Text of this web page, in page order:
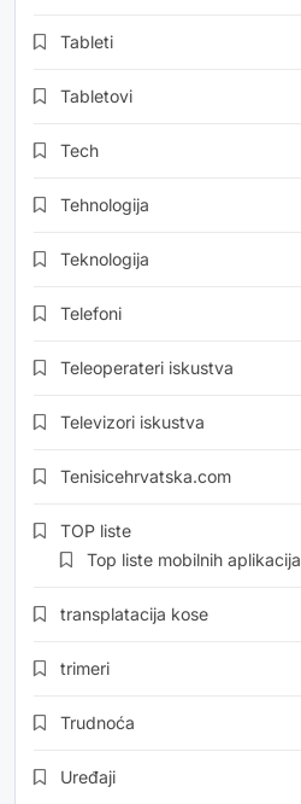
Tableti
Tabletovi
Tech
Tehnologija
Teknologija
Telefoni
Teleoperateri iskustva
Televizori iskustva
Tenisicehrvatska.com
TOP liste
Top liste mobilnih aplikacija
transplatacija kose
trimeri
Trudnoća
Uređaji